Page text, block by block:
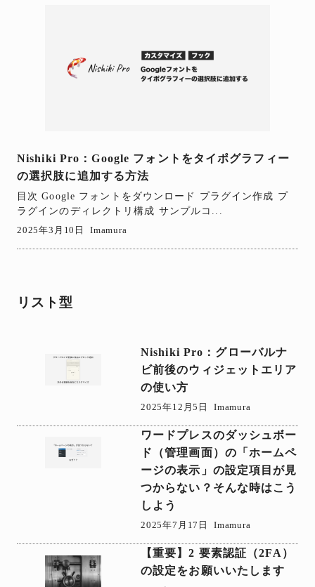
Nishiki Pro：Google フォントをタイポグラフィー
の選択肢に追加する方法
目次 Google フォントをダウンロード プラグイン作成 プ
ラグインのディレクトリ構成 サンプルコ...
2025年3月10日 Imamura
リスト型
Nishiki Pro：グローバルナ
ビ前後のウィジェットエリア
の使い方
2025年12月5日 Imamura
ワードプレスのダッシュボー
ド（管理画面）の「ホームペ
ージの表示」の設定項目が見
つからない？そんな時はこう
しよう
2025年7月17日 Imamura
【重要】2 要素認証（2FA）
の設定をお願いいたします